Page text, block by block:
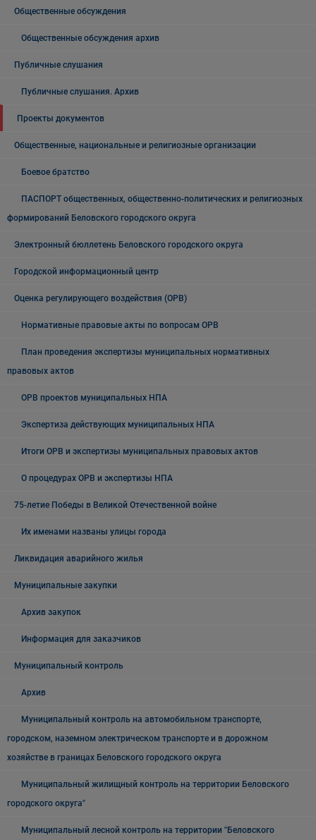
Общественные обсуждения
Общественные обсуждения архив
Публичные слушания
Публичные слушания. Архив
Проекты документов
Общественные, национальные и религиозные организации
Боевое братство
ПАСПОРТ общественных, общественно-политических и религиозных
формирований Беловского городского округа
Электронный бюллетень Беловского городского округа
Городской информационный центр
Оценка регулирующего воздействия (ОРВ)
Нормативные правовые акты по вопросам ОРВ
План проведения экспертизы муниципальных нормативных
правовых актов
ОРВ проектов муниципальных НПА
Экспертиза действующих муниципальных НПА
Итоги ОРВ и экспертизы муниципальных правовых актов
О процедурах ОРВ и экспертизы НПА
75-летие Победы в Великой Отечественной войне
Их именами названы улицы города
Ликвидация аварийного жилья
Муниципальные закупки
Архив закупок
Информация для заказчиков
Муниципальный контроль
Архив
Муниципальный контроль на автомобильном транспорте,
городском, наземном электрическом транспорте и в дорожном
хозяйстве в границах Беловского городского округа
Муниципальный жилищный контроль на территории Беловского
городского округа"
Муниципальный лесной контроль на территории "Беловского